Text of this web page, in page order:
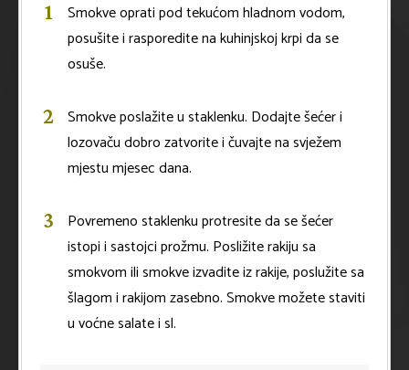
Smokve oprati pod tekućom hladnom vodom,
posušite i rasporedite na kuhinjskoj krpi da se
osuše.
Smokve poslažite u staklenku. Dodajte šećer i
lozovaču dobro zatvorite i čuvajte na svježem
mjestu mjesec dana.
Povremeno staklenku protresite da se šećer
istopi i sastojci prožmu. Posližite rakiju sa
smokvom ili smokve izvadite iz rakije, poslužite sa
šlagom i rakijom zasebno. Smokve možete staviti
u voćne salate i sl.